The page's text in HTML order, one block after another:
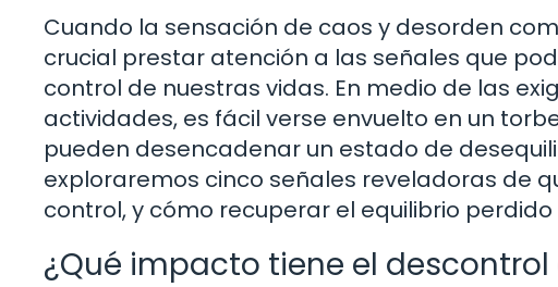
Cuando la sensación de caos y desorden
crucial prestar atención a las señales que
control de nuestras vidas. En medio de las
actividades, es fácil verse envuelto en un
pueden desencadenar un estado de
exploraremos cinco señales reveladoras de
control, y cómo recuperar el equilibrio
¿Qué impacto tiene el